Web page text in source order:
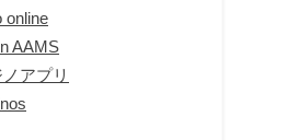
online
AAMS
アプリ